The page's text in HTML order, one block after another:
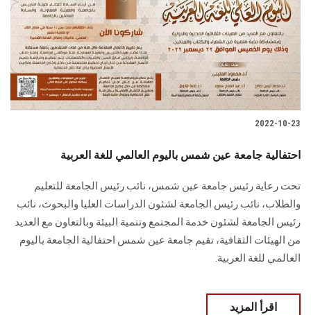
2022-10-23
احتفالية جامعة عين شمس باليوم العالمي للغة العربية
تحت رعاية رئيس جامعة عين شمس، نائب رئيس الجامعة للتعليم
والطلاب، نائب رئيس الجامعة لشئون الدراسات العليا والبحوث، نائب
رئيس الجامعة لشئون خدمة المجتمع وتنمية البيئة وبالتعاون مع العديد
من الهيئات الثقافية، تقيم جامعة عين شمس احتفالية الجامعة باليوم
العالمي للغة العربية.
اقرأ المزيد